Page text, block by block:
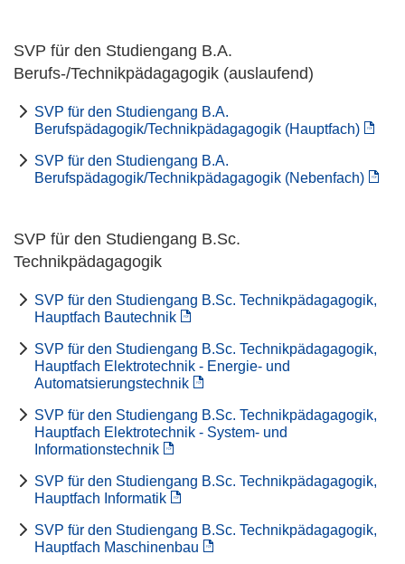
SVP für den Studiengang B.A.
Berufs-/Technikpädagagogik (auslaufend)
SVP für den Studiengang B.A.
Berufspädagogik/Technikpädagagogik (Hauptfach)
SVP für den Studiengang B.A.
Berufspädagogik/Technikpädagagogik (Nebenfach)
SVP für den Studiengang B.Sc.
Technikpädagagogik
SVP für den Studiengang B.Sc. Technikpädagagogik,
Hauptfach Bautechnik
SVP für den Studiengang B.Sc. Technikpädagagogik,
Hauptfach Elektrotechnik - Energie- und
Automatsierungstechnik
SVP für den Studiengang B.Sc. Technikpädagagogik,
Hauptfach Elektrotechnik - System- und
Informationstechnik
SVP für den Studiengang B.Sc. Technikpädagagogik,
Hauptfach Informatik
SVP für den Studiengang B.Sc. Technikpädagagogik,
Hauptfach Maschinenbau